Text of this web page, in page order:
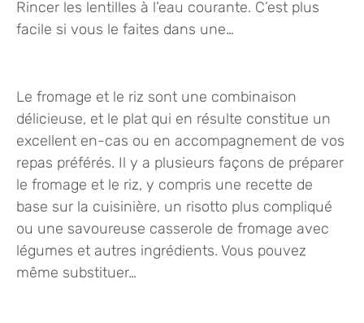
Rincer les lentilles à l’eau courante. C’est plus
facile si vous le faites dans une…
Le fromage et le riz sont une combinaison
délicieuse, et le plat qui en résulte constitue un
excellent en-cas ou en accompagnement de vos
repas préférés. Il y a plusieurs façons de préparer
le fromage et le riz, y compris une recette de
base sur la cuisinière, un risotto plus compliqué
ou une savoureuse casserole de fromage avec
légumes et autres ingrédients. Vous pouvez
même substituer…